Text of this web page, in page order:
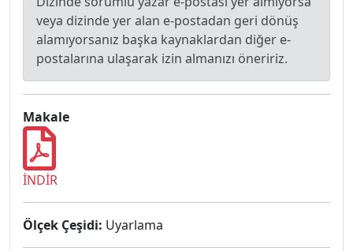
veya dizinde yer alan e-postadan geri dönüş
alamıyorsanız başka kaynaklardan diğer e-
postalarına ulaşarak izin almanızı öneririz.
Makale
İNDİR
Ölçek Çeşidi: Uyarlama